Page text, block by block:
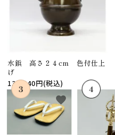
水鋲 高さ２４cm 色付仕上
げ
130,240円(税込)
favorite